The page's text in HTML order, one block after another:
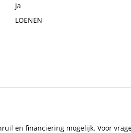
Ja
LOENEN
en financiering mogelijk. Voor